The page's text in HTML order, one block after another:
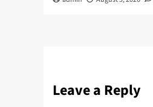
Leave a Reply